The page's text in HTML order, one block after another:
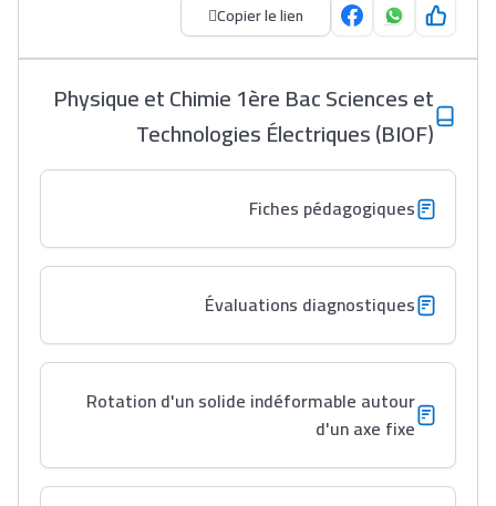
Copier le lien
Physique et Chimie 1ère Bac Sciences et
Technologies Électriques (BIOF)
Fiches pédagogiques
Évaluations diagnostiques
Rotation d'un solide indéformable autour
d'un axe fixe